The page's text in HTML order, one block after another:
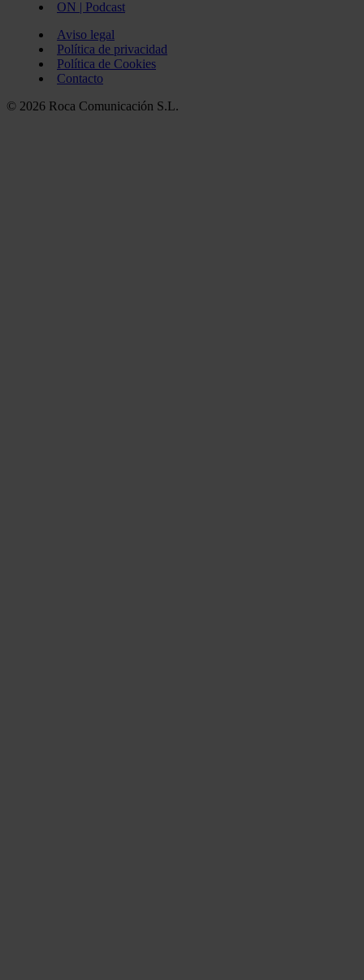
ON | Podcast
Aviso legal
Política de privacidad
Política de Cookies
Contacto
© 2026 Roca Comunicación S.L.